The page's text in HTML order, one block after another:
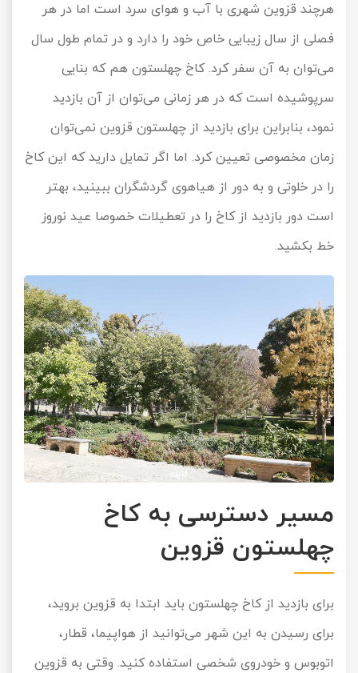
هرچند قزوین شهری با آب و هوای سرد است اما در هر
فصلی از سال زیبایی خاص خود را دارد و در تمام طول سال
می‌توان به آن سفر کرد. کاخ چهلستون هم که بنایی
سرپوشیده است که در هر زمانی می‌توان از آن بازدید
نمود، بنابراین برای بازدید از چهلستون قزوین نمی‌توان
زمان مخصوصی تعیین کرد. اما اگر تمایل دارید که این کاخ
را در خلوتی و به دور از هیاهوی گردشگران ببینید، بهتر
است دور بازدید از کاخ را در تعطیلات خصوصا عید نوروز
خط بکشید.
مسیر دسترسی به کاخ
چهلستون قزوین
برای بازدید از کاخ چهلستون باید ابتدا به قزوین بروید،
برای رسیدن به این شهر می‌توانید از هواپیما، قطار،
اتوبوس و خودروی شخصی استفاده کنید. وقتی به قزوین